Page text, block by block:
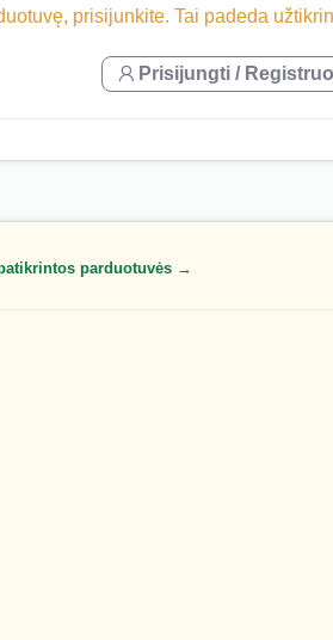
prisijunkite. Tai padeda
Prisijungti /
parduotuvės →